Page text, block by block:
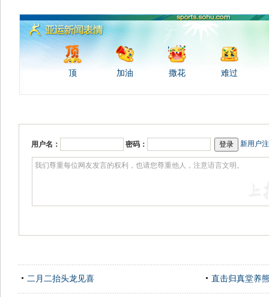
顶 加油 撒花 难过
用户名： 密码： 新用户
二月二抬头龙见喜 直击归真堂养